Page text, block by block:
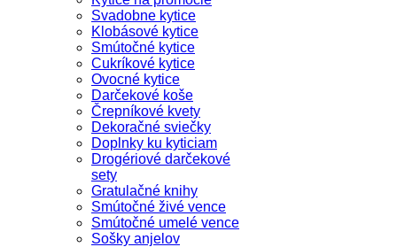
Svadobne kytice
Klobásové kytice
Smútočné kytice
Cukríkové kytice
Ovocné kytice
Darčekové koše
Črepníkové kvety
Dekoračné sviečky
Doplnky ku kyticiam
Drogériové darčekové
sety
Gratulačné knihy
Smútočné živé vence
Smútočné umelé vence
Sošky anjelov